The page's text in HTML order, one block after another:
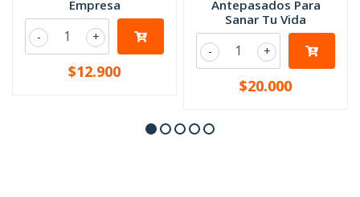
Empresa
+
-
$12.900
Antepasados Para
Sanar Tu Vida
+
-
$20.000